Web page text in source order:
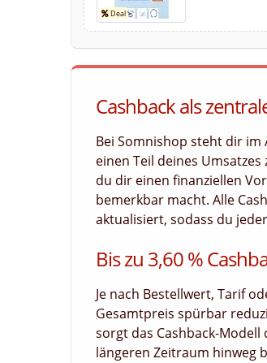
Cashback als
Bei Somnishop steht dir im
einen Teil deines
du dir einen finanziellen
bemerkbar macht. Alle
aktualisiert, sodass du
Bis zu 3,60 %
Je nach Bestellwert, Tarif
Gesamtpreis spürbar
sorgt das Cashback-
längeren Zeitraum hinweg